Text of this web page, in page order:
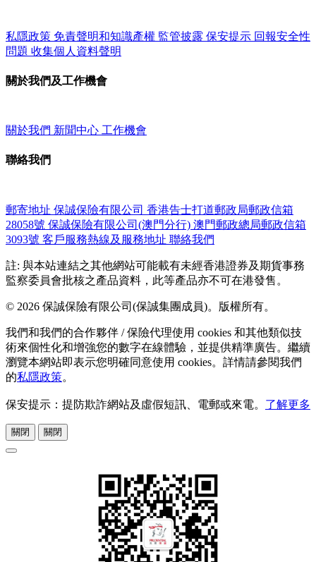
私隱政策 免責聲明和知識產權 監管披露 保安提示 回報安全性
問題 收集個人資料聲明
關於我們及工作機會
關於我們 新聞中心 工作機會
聯絡我們
郵寄地址 保誠保險有限公司 香港告士打道郵政局郵政信箱
28058號 保誠保險有限公司(澳門分行) 澳門郵政總局郵政信箱
3093號 客戶服務熱線及服務地址 聯絡我們
註: 與本站連結之其他網站可能載有未經香港證券及期貨事務
監察委員會批核之產品資料，此等產品亦不可在港發售。
© 2026 保誠保險有限公司(保誠集團成員)。版權所有。
我們和我們的合作夥伴 / 保險代理使用 cookies 和其他類似技
術來個性化和增強您的數字在線體驗，並提供精準廣告。繼續
瀏覽本網站即表示您明確同意使用 cookies。詳情請參閱我們
的私隱政策。
保安提示：提防欺詐網站及虛假短訊、電郵或來電。 了解更多
關閉 關閉